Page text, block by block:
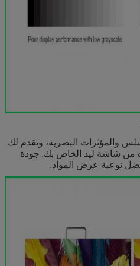
والمؤثرات البصرية، وتقدم لك
من شاشة ليد الخاص بك. جودة
نوعية عرض المواد.